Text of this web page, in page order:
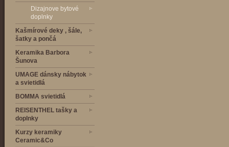
Dizajnove bytové
doplnky
Kašmírové deky , šále,
šatky a pončá
Keramika Barbora
Šunova
UMAGE dánsky nábytok
a svietidlá
BOMMA svietidlá
REISENTHEL tašky a
doplnky
Kurzy keramiky
Ceramic&Co